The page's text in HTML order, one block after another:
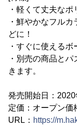
・軽くて丈夫な
・鮮やかなフル
どに！
・すぐに使えるボ
・別売の商品と
きます。
発売開始日：
定価：オープン価
URL： https://